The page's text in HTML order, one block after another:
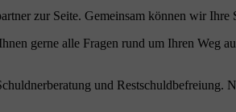
zur Seite. Gemeinsam können wir
gerne alle Fragen rund um Ihren Weg
und Restschuldbefreiung.